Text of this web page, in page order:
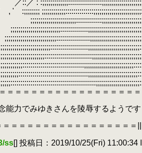
＝＝＝＝＝＝＝＝＝＝＝＝＝＝＝＝＝
力でみゆきさんを陵辱するよ
＝＝＝＝＝＝＝＝＝＝＝＝＝＝＝＝||
ss[] 投稿日：2019/10/25(Fri) 11:00:34